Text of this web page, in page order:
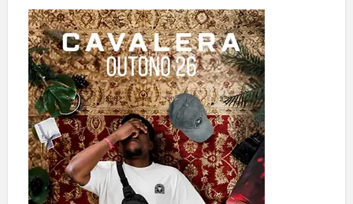
R
A
B
O
L
S
A
S
D
E
E
S
T
U
D
O
A
S
K
A
T